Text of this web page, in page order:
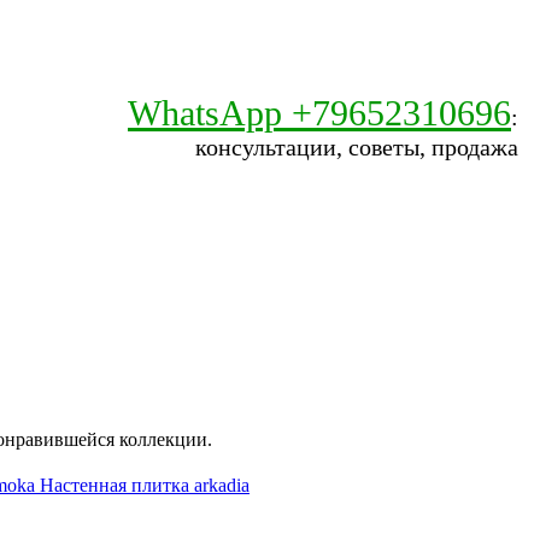
WhatsApp +79652310696:
консультации, советы, продажа
коллекции.